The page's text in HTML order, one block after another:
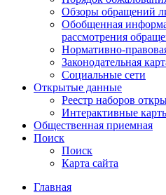
Обзоры обращений
Обобщенная
рассмотрения
Нормативно-
Законодательная
Социальные сети
Открытые данные
Реестр наборов
Интерактивные
Общественная приемная
Поиск
Поиск
Карта сайта
Главная